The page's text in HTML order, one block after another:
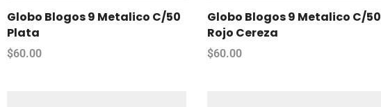
Globo Blogos 9 Metalico C/50
Plata
$60.00
Globo Blogos 9 Metalico C/50
Rojo Cereza
$60.00